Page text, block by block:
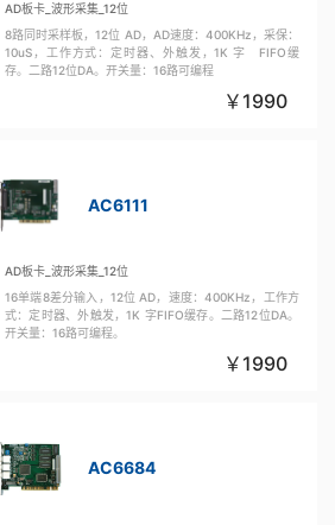
AD板卡_波形采集_12位
8路同时采样板，12位 AD，AD速度：400KHz，采保：
10uS，工作方式：定时器、外触发，1K 字 FIFO缓
存。二路12位DA。开关量：16路可编程
1990
AC6111
AD板卡_波形采集_12位
16单端8差分输入，12位 AD，速度：400KHz，工作方
式：定时器、外触发，1K 字FIFO缓存。二路12位DA。
开关量：16路可编程。
1990
AC6684